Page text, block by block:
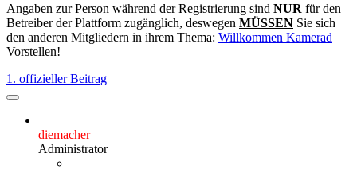
Angaben zur Person während der Registrierung sind NUR für den
Betreiber der Plattform zugänglich, deswegen MÜSSEN Sie sich
den anderen Mitgliedern in ihrem Thema: Willkommen Kamerad
Vorstellen!
1. offizieller Beitrag
diemacher
Administrator